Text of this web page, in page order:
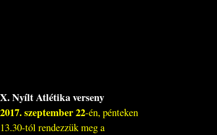
X. Nyílt Atlétika verseny
2017. szeptember 22-én, pénteken
13.30-tól rendezzük meg a